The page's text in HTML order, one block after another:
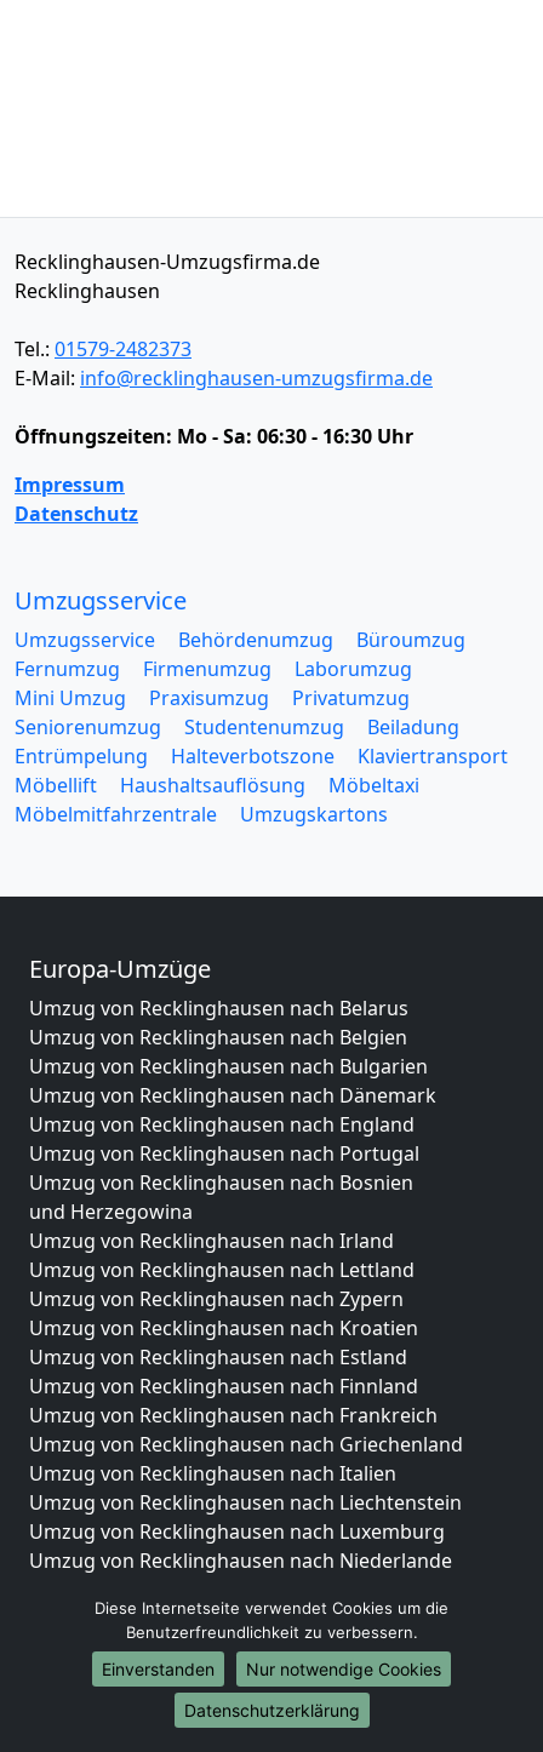
Recklinghausen-Umzugsfirma.de
Recklinghausen
Tel.: 01579-2482373
E-Mail: info@recklinghausen-umzugsfirma.de
Öffnungszeiten: Mo - Sa: 06:30 - 16:30 Uhr
Impressum
Datenschutz
Umzugsservice
Umzugsservice Behördenumzug
Büroumzug
Fernumzug
Firmenumzug
Laborumzug
Mini Umzug
Praxisumzug
Privatumzug
Seniorenumzug
Studentenumzug
Beiladung
Entrümpelung
Halteverbotszone
Klaviertransport
Möbellift
Haushaltsauflösung
Möbeltaxi
Möbelmitfahrzentrale
Umzugskartons
Europa-Umzüge
Umzug von Recklinghausen nach Belarus
Umzug von Recklinghausen nach Belgien
Umzug von Recklinghausen nach Bulgarien
Umzug von Recklinghausen nach Dänemark
Umzug von Recklinghausen nach England
Umzug von Recklinghausen nach Portugal
Umzug von Recklinghausen nach Bosnien
und Herzegowina
Umzug von Recklinghausen nach Irland
Umzug von Recklinghausen nach Lettland
Umzug von Recklinghausen nach Zypern
Umzug von Recklinghausen nach Kroatien
Umzug von Recklinghausen nach Estland
Umzug von Recklinghausen nach Finnland
Umzug von Recklinghausen nach Frankreich
Umzug von Recklinghausen nach Griechenland
Umzug von Recklinghausen nach Italien
Umzug von Recklinghausen nach Liechtenstein
Umzug von Recklinghausen nach Luxemburg
Umzug von Recklinghausen nach Niederlande
Umzüge-Deutschlandweit
Umzug von Recklinghausen nach Berlin
Umzug von Recklinghausen nach Hamburg
Umzug von Recklinghausen nach München
Diese Internetseite verwendet Cookies um die
Benutzerfreundlichkeit zu verbessern.
Einverstanden
Nur notwendige Cookies
Datenschutzerklärung